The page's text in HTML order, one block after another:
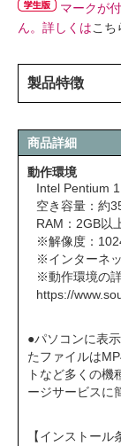
マークが
ん。詳しくはこち
製品特徴
商品詳細
動作環境
Intel Pentium
空き容量：約
RAM：2GB以
※解像度：
※インターネ
※動作環境の詳
https://
●パソコンに表
たファイルは
トなど多くの
ージサービスに
【インストール